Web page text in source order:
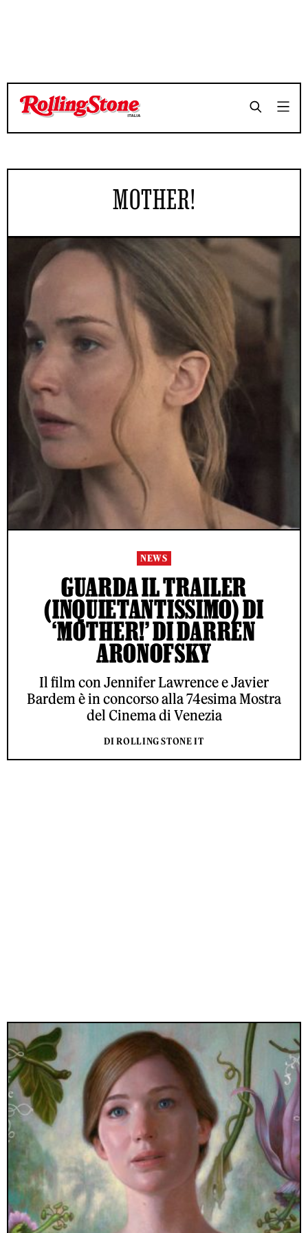
MOTHER!
NEWS
GUARDA IL TRAILER
(INQUIETANTISSIMO) DI
‘MOTHER!’ DI DARREN
ARONOFSKY
Il film con Jennifer Lawrence e Javier
Bardem è in concorso alla 74esima Mostra
del Cinema di Venezia
DI ROLLING STONE IT